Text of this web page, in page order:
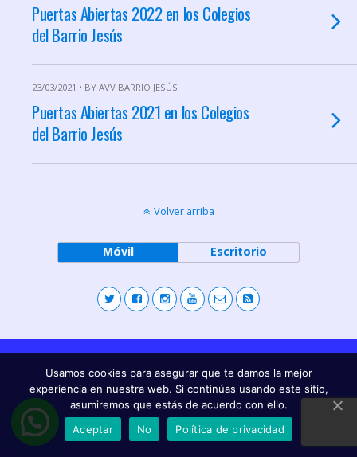
Puertas Abiertas 2022 en los Colegios
del Barrio Jesús
23/03/2021 • BY AVV BARRIO JESÚS
Puertas Abiertas 2021 en los Colegios
del Barrio Jesús
Volver arriba
Móvil Escritorio
Usamos cookies para asegurar que te damos la mejor
experiencia en nuestra web. Si continúas usando este sitio,
asumiremos que estás de acuerdo con ello.
Aceptar
No Política de privacidad